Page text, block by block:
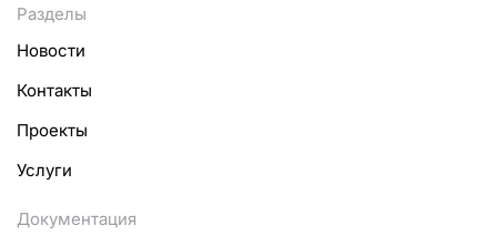
Разделы
Новости
Контакты
Проекты
Услуги
Документация